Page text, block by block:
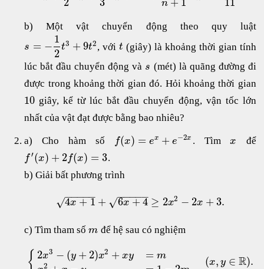
n
b) Một vật chuyển động theo quy luật
s = −
1
2
t3 + 9t2 , với t (giây) là khoảng thời gian tính
lúc bắt đầu chuyển động và s (mét) là quãng đường đi
được trong khoảng thời gian đó. Hỏi khoảng thời gian
10 giây, kể từ lúc bắt đầu chuyển động, vận tốc lớn
nhất của vật đạt được bằng bao nhiêu?
a) Cho hàm số f(x) = ex + e−2x . Tìmx để
f′(x) + 2f(x) = 3.
b) Giải bất phương trình
4x +1
− −
−−−
√ + 6x +4
− −
−−−
√ ≥ 2x2 − 2x + 3.
c) Tìm tham sốm để hệ sau có nghiệm
{ 2x3 − (y + 2)x2 + xy
2
= m (x, y ∈ R).